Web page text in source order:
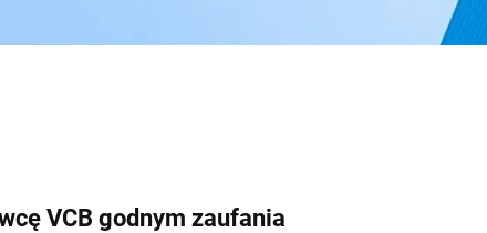
VCB godnym zaufania